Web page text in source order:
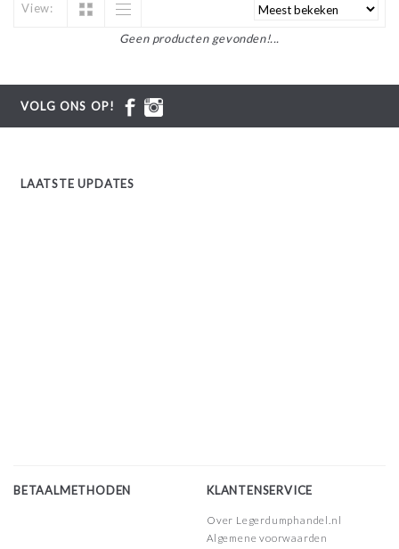
View:
Geen producten gevonden!...
VOLG ONS OP!
LAATSTE UPDATES
BETAALMETHODEN KLANTENSERVICE
Over Legerdumphandel.nl
Algemene voorwaarden